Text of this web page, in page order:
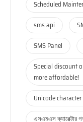
Scheduled
sms api
SMS Panel
Special discount
more affordable!
Unicode
এসএমএস ক্যারেক্টার